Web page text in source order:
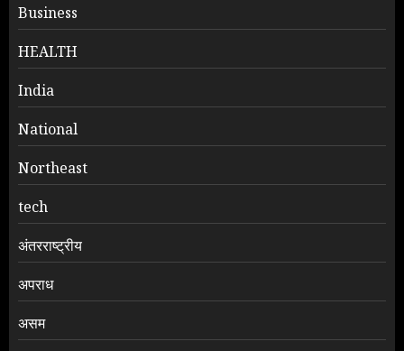
Business
HEALTH
India
National
Northeast
tech
अंतरराष्ट्रीय
अपराध
असम